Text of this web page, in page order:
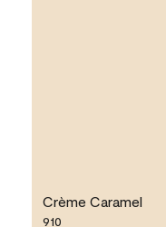
Crème Caramel
910